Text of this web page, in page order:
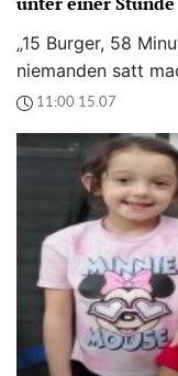
„15 Burger, 58
niemanden satt
11:00 15.07